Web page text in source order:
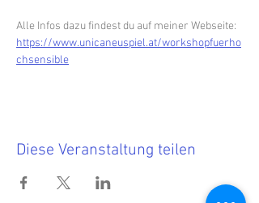
Alle Infos dazu findest du auf meiner Webseite:
https://www.unicaneuspiel.at/workshopfuerho
chsensible
Diese Veranstaltung teilen